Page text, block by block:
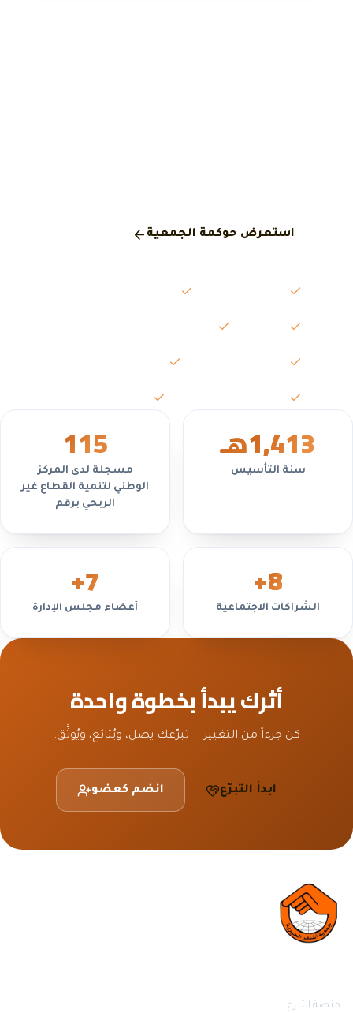
استعرض حوكمة الجمعية
1,413هـ
سنة التأسيس
115
مسجلة لدى المركز
الوطني لتنمية القطاع غير
الربحي برقم
8
+
الشراكات الاجتماعية
7
+
أعضاء مجلس الإدارة
أثرك يبدأ بخطوة واحدة
كن جزءاً من التغيير — تبرّعك يصل، ويُتابَع، ويُوثَّق.
ابدأ التبرّع انضم كعضو
منصة التبرع